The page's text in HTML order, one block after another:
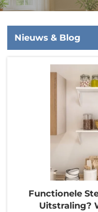
Nieuws & Blog
Functionele
Uitstraling?